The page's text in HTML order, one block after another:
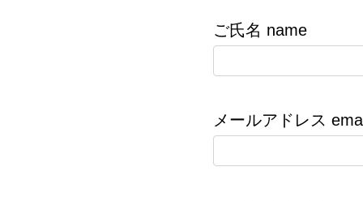
ご氏名 name
メールアドレス